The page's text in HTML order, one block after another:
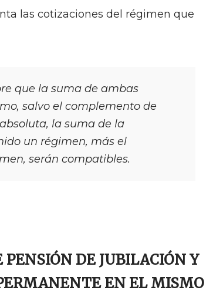
las cotizaciones del régimen que
que la suma de ambas
salvo el complemento de
la suma de la
un régimen, más el
serán compatibles.
DE JUBILACIÓN Y
EN EL MISMO